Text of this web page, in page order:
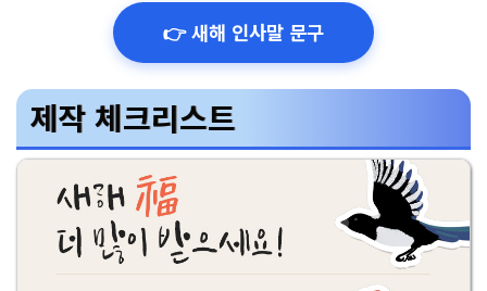
👉 새해 인사말 문구
제작 체크리스트